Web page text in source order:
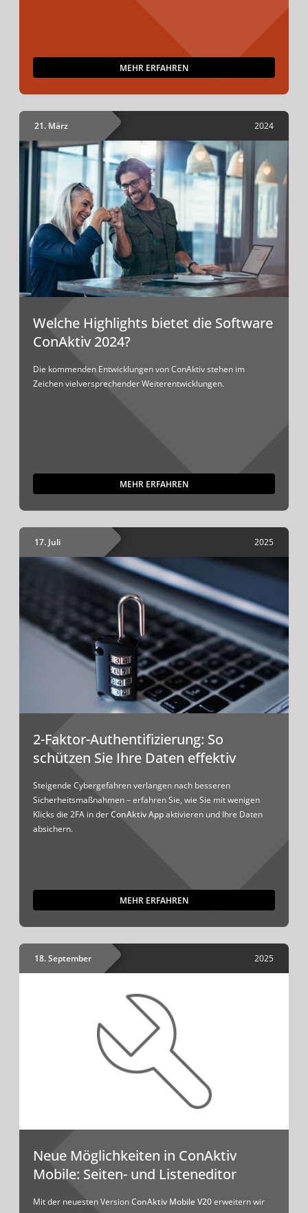
MEHR ERFAHREN
21. März 2024
Welche Highlights bietet die Software
ConAktiv 2024?
Die kommenden Entwicklungen von ConAktiv stehen im
Zeichen vielversprechender Weiterentwicklungen.
MEHR ERFAHREN
17. Juli 2025
2-Faktor-Authentifizierung: So
schützen Sie Ihre Daten effektiv
Steigende Cybergefahren verlangen nach besseren
Sicherheitsmaßnahmen – erfahren Sie, wie Sie mit wenigen
Klicks die 2FA in derConAktiv Appaktivieren und Ihre Daten
absichern.
MEHR ERFAHREN
18. September 2025
Neue Möglichkeiten in ConAktiv
Mobile: Seiten- und Listeneditor
Mit der neuesten VersionConAktiv Mobile V20erweitern wir